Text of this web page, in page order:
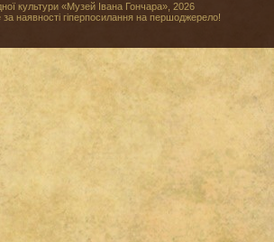
культури «Музей Івана Гончара», 2026
наявності гіперпосилання на першоджерело!